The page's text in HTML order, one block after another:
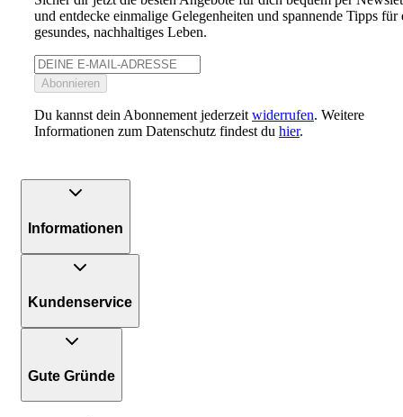
und entdecke einmalige Gelegenheiten und spannende Tipps für
gesundes, nachhaltiges Leben.
Abonnieren
Du kannst dein Abonnement jederzeitwiderrufen. Weitere
Informationen zum Datenschutz findest du hier.
Informationen
Kundenservice
Gute Gründe